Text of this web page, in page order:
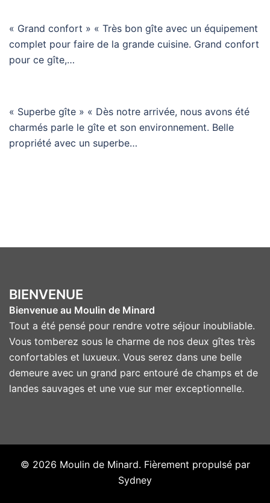
« Grand confort » « Très bon gîte avec un équipement
complet pour faire de la grande cuisine. Grand confort
pour ce gîte,…
« Superbe gîte » « Dès notre arrivée, nous avons été
charmés parle le gîte et son environnement. Belle
propriété avec un superbe…
BIENVENUE
Bienvenue au Moulin de Minard
Tout a été pensé pour rendre votre séjour inoubliable.
Vous tomberez sous le charme de nos deux gîtes très
confortables et luxueux. Vous serez dans une belle
demeure avec un grand parc entouré de champs et de
landes sauvages et une vue sur mer exceptionnelle.
© 2026 Moulin de Minard. Fièrement propulsé par
Sydney